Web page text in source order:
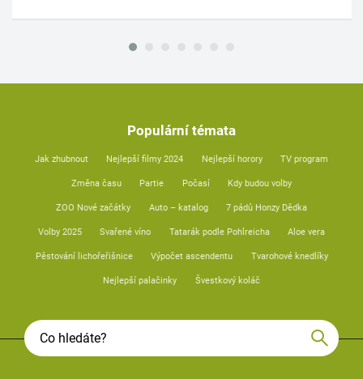
Populární témata
Jak zhubnout Nejlepší filmy 2024 Nejlepší horory TV program
Změna času Partie Počasí Kdy budou volby
ZOO Nové začátky Auto – katalog 7 pádů Honzy Dědka
Volby 2025 Svařené víno Tatarák podle Pohlreicha Aloe vera
Pěstování lichořeřišnice Výpočet ascendentu Tvarohové knedlíky
Nejlepší palačinky Švestkový koláč